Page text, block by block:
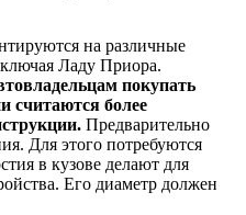
на различные
Ладу Приора.
покупать
считаются более
Предварительно
Для этого потребуются
в кузове делают для
Его диаметр должен